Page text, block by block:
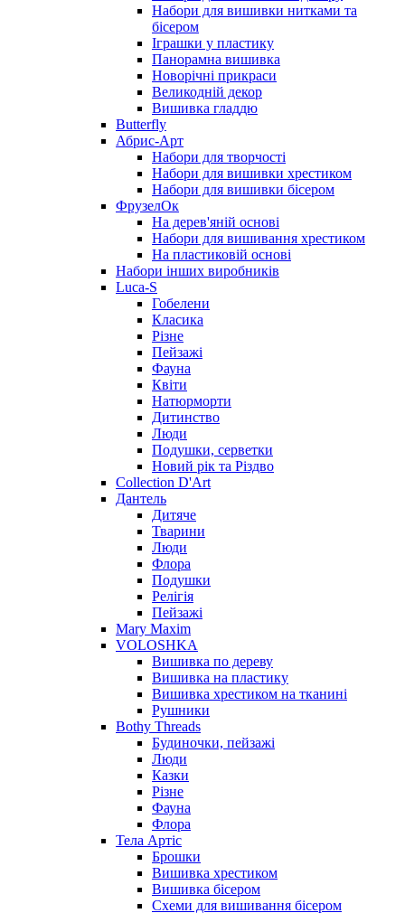
Набори для вишивки нитками та
бісером
Іграшки у пластику
Панорамна вишивка
Новорічні прикраси
Великодній декор
Вишивка гладдю
Butterfly
Абрис-Арт
Набори для творчості
Набори для вишивки хрестиком
Набори для вишивки бісером
ФрузелОк
На дерев'яній основі
Набори для вишивання хрестиком
На пластиковій основі
Набори інших виробників
Luca-S
Гобелени
Класика
Різне
Пейзажі
Фауна
Квіти
Натюрморти
Дитинство
Люди
Подушки, серветки
Новий рік та Різдво
Collection D'Art
Дантель
Дитяче
Тварини
Люди
Флора
Подушки
Релігія
Пейзажі
Mary Maxim
VOLOSHKA
Вишивка по дереву
Вишивка на пластику
Вишивка хрестиком на тканині
Рушники
Bothy Threads
Будиночки, пейзажі
Люди
Казки
Різне
Фауна
Флора
Тела Артіс
Брошки
Вишивка хрестиком
Вишивка бісером
Схеми для вишивання бісером